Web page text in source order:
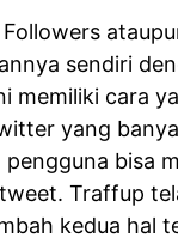
sendiri
memiliki cara
yang
bisa
Traffup
kedua hal